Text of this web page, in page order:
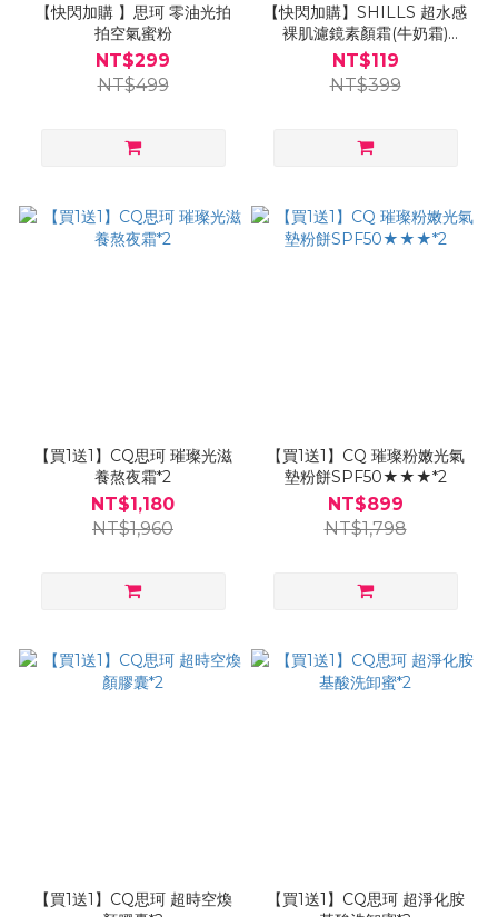
【快閃加購 】思珂 零油光拍
拍空氣蜜粉
NT$299
NT$499
【快閃加購】SHILLS 超水感
裸肌濾鏡素顏霜(牛奶霜)
15ML
NT$119
NT$399
【買1送1】CQ思珂 璀璨光滋
養熬夜霜*2
NT$1,180
NT$1,960
【買1送1】CQ 璀璨粉嫩光氣
墊粉餅SPF50★★★*2
NT$899
NT$1,798
【買1送1】CQ思珂 超時空煥
【買1送1】CQ思珂 超淨化胺